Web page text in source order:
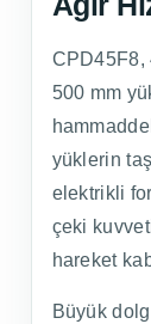
CPD45F8,
500 mm
yüklerin
elektrikli
çeki
hareket
Büyük